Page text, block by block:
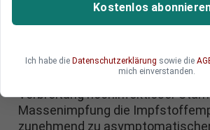
Einem Impfstoff-Befürworter und
zufolge ist die aktuelle Corona-
der Pandemie hochgefährlich.
Immunevasion begünstigt auch
Verbreitung hochinfektiöser
Massenimpfung die
zunehmend zu
Kostenlos
Ich habe die Datenschutzerklärung sowie die
mich einverstanden.